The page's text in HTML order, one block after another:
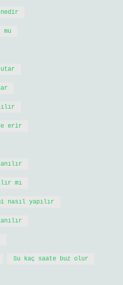
erir
mı
nasıl yapılır
Su kaç saate buz olur